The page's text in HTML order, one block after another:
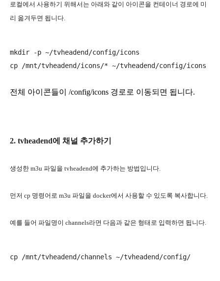
로컬에서 사용하기 위해서는 아래와 같이 아이콘을 컨테이너 경로에 미
리 옮겨두면 됩니다.
mkdir -p ~/tvheadend/config/icons
전체 아이콘들이 /config/icons 경로로 이동되면 됩니다.
2. tvheadend에 채널 추가하기
생성한 m3u 파일을 tvheadend에 추가하는 방법입니다.
먼저 cp 명령어로 m3u 파일을 docker에서 사용할 수 있도록 복사합니다.
예를 들어 파일명이 channels라면 다음과 같은 형태로 입력하면 됩니다.